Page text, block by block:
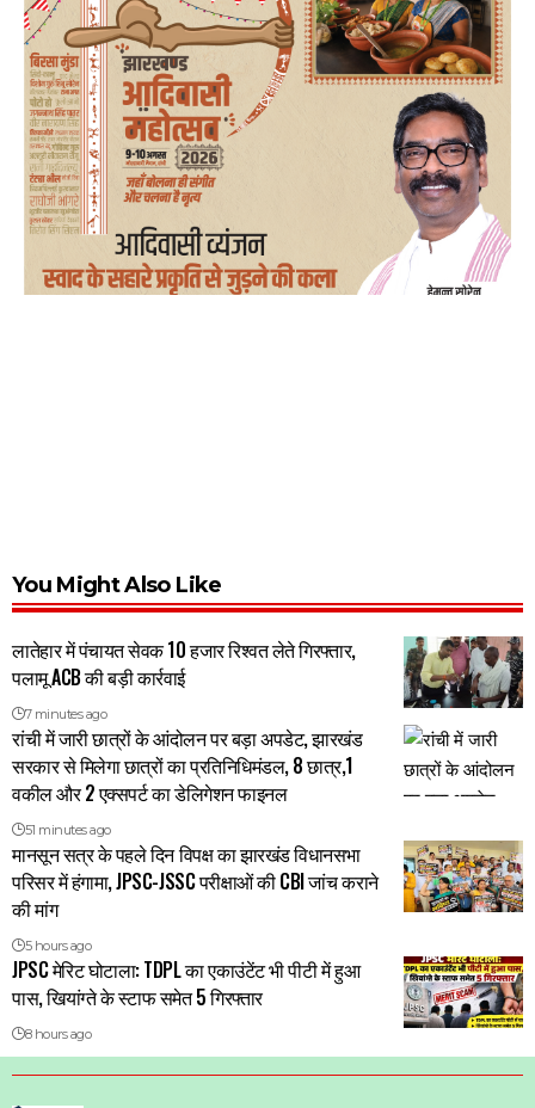
You Might Also Like
लातेहार में पंचायत सेवक 10 हजार रिश्वत लेते गिरफ्तार,
पलामू ACB की बड़ी कार्रवाई
7 minutes ago
रांची में जारी छात्रों के आंदोलन पर बड़ा अपडेट, झारखंड
सरकार से मिलेगा छात्रों का प्रतिनिधिमंडल, 8 छात्र,1
वकील और 2 एक्सपर्ट का डेलिगेशन फाइनल
51 minutes ago
मानसून सत्र के पहले दिन विपक्ष का झारखंड विधानसभा
परिसर में हंगामा, JPSC-JSSC परीक्षाओं की CBI जांच कराने
की मांग
5 hours ago
JPSC मेरिट घोटाला: TDPL का एकाउंटेंट भी पीटी में हुआ
पास, खियांग्ते के स्टाफ समेत 5 गिरफ्तार
8 hours ago